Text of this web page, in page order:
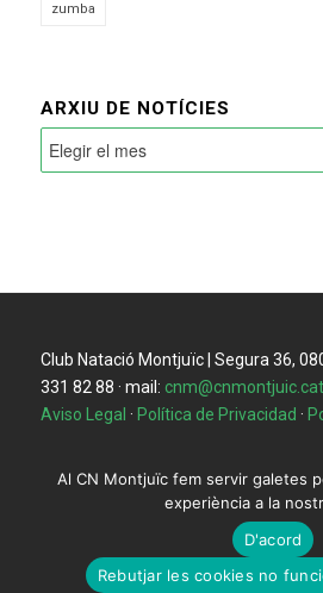
zumba
ARXIU DE NOTÍCIES
Club Natació Montjuïc | Segura 36,
331 82 88 · mail: cnm@cnmontjuic.cat
Aviso Legal · Política de Privacidad ·
Al CN Montjuïc fem servir galetes
experiència a la
D'acord
Rebutjar les cookies no